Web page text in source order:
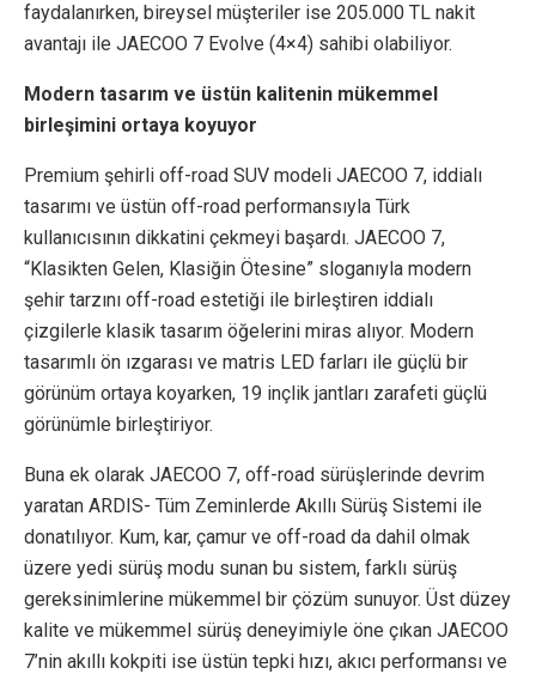
faydalanırken, bireysel müşteriler ise 205.000 TL nakit
avantajı ile JAECOO 7 Evolve (4×4) sahibi olabiliyor.
Modern tasarım ve üstün kalitenin mükemmel
birleşimini ortaya koyuyor
Premium şehirli off-road SUV modeli JAECOO 7, iddialı
tasarımı ve üstün off-road performansıyla Türk
kullanıcısının dikkatini çekmeyi başardı. JAECOO 7,
“Klasikten Gelen, Klasiğin Ötesine” sloganıyla modern
şehir tarzını off-road estetiği ile birleştiren iddialı
çizgilerle klasik tasarım öğelerini miras alıyor. Modern
tasarımlı ön ızgarası ve matris LED farları ile güçlü bir
görünüm ortaya koyarken, 19 inçlik jantları zarafeti güçlü
görünümle birleştiriyor.
Buna ek olarak JAECOO 7, off-road sürüşlerinde devrim
yaratan ARDIS- Tüm Zeminlerde Akıllı Sürüş Sistemi ile
donatılıyor. Kum, kar, çamur ve off-road da dahil olmak
üzere yedi sürüş modu sunan bu sistem, farklı sürüş
gereksinimlerine mükemmel bir çözüm sunuyor. Üst düzey
kalite ve mükemmel sürüş deneyimiyle öne çıkan JAECOO
7’nin akıllı kokpiti ise üstün tepki hızı, akıcı performansı ve